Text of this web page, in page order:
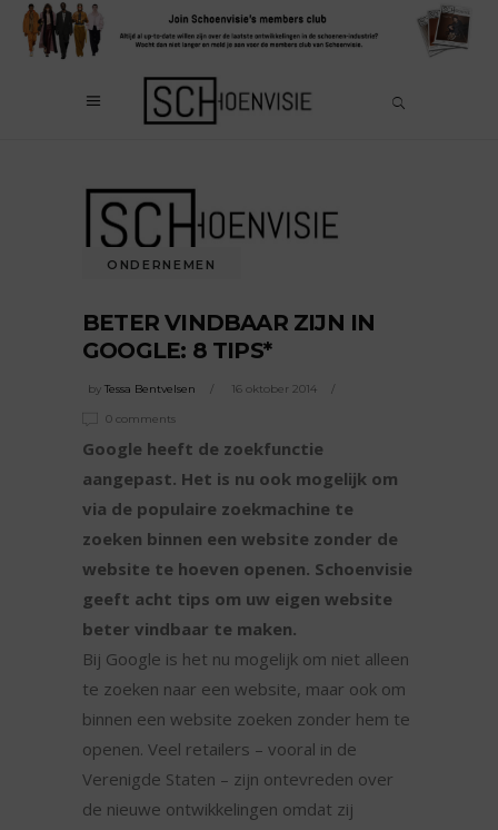
ONDERNEMEN
BETER VINDBAAR ZIJN IN
GOOGLE: 8 TIPS*
by Tessa Bentvelsen 16 oktober 2014
0 comments
Google heeft de zoekfunctie
aangepast. Het is nu ook mogelijk om
via de populaire zoekmachine te
zoeken binnen een website zonder de
website te hoeven openen. Schoenvisie
geeft acht tips om uw eigen website
beter vindbaar te maken.
Bij Google is het nu mogelijk om niet alleen
te zoeken naar een website, maar ook om
binnen een website zoeken zonder hem te
openen. Veel retailers – vooral in de
Verenigde Staten – zijn ontevreden over
de nieuwe ontwikkelingen omdat zij